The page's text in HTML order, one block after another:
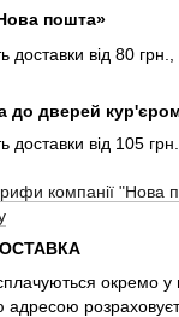
пошта»
доставки від 80
до дверей
доставки від 105
компанії "Нова
окремо у